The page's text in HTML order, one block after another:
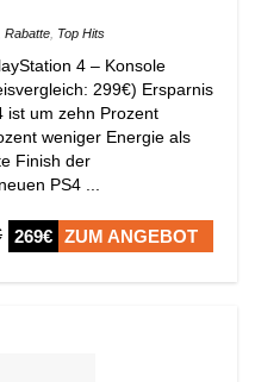
Rabatte Top Hits
4 – Konsole
299€) Ersparnis
ist um zehn Prozent
weniger Energie als
Finish der
PS4 ...
269€ ZUM ANGEBOT